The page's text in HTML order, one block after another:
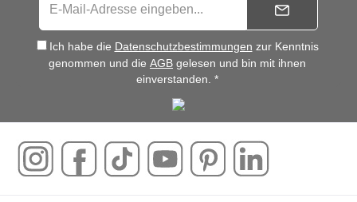
Ich habe die Datenschutzbestimmungen zur Kenntnis
genommen und die AGB gelesen und bin mit ihnen
einverstanden. *